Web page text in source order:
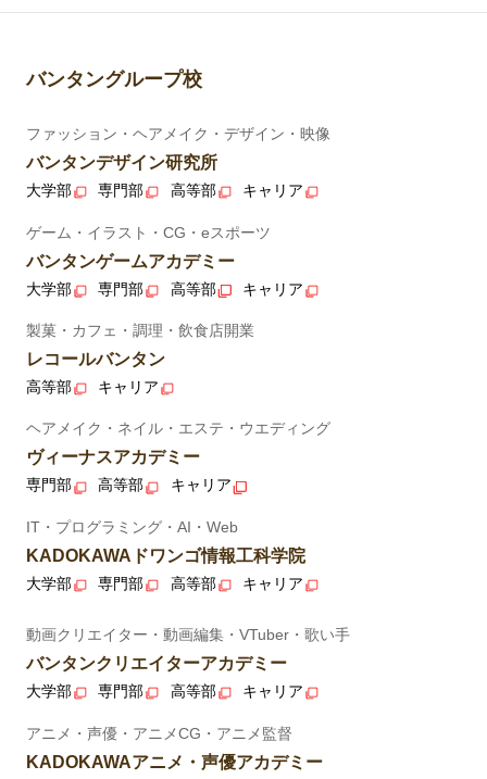
バンタングループ校
ファッション・ヘアメイク・デザイン・映像
バンタンデザイン研究所
大学部 専門部 高等部 キャリア
ゲーム・イラスト・CG・eスポーツ
バンタンゲームアカデミー
大学部 専門部 高等部 キャリア
製菓・カフェ・調理・飲食店開業
レコールバンタン
高等部 キャリア
ヘアメイク・ネイル・エステ・ウエディング
ヴィーナスアカデミー
専門部 高等部 キャリア
IT・プログラミング・AI・Web
KADOKAWAドワンゴ情報工科学院
大学部 専門部 高等部 キャリア
動画クリエイター・動画編集・VTuber・歌い手
バンタンクリエイターアカデミー
大学部 専門部 高等部 キャリア
アニメ・声優・アニメCG・アニメ監督
KADOKAWAアニメ・声優アカデミー